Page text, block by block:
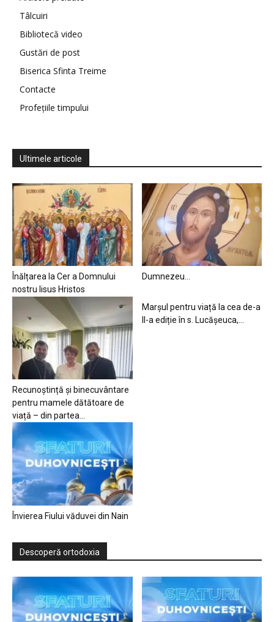
Tâlcuiri
Bibliotecă video
Gustări de post
Biserica Sfinta Treime
Contacte
Profețiile timpului
Ultimele articole
Înălțarea la Cer a Domnului
nostru Iisus Hristos
Dumnezeu…
Recunoștință și binecuvântare
pentru mamele dătătoare de
viață – din partea...
Marșul pentru viață la cea de-a
II-a ediție în s. Lucășeuca,...
Învierea Fiului văduvei din Nain
Descoperă ortodoxia